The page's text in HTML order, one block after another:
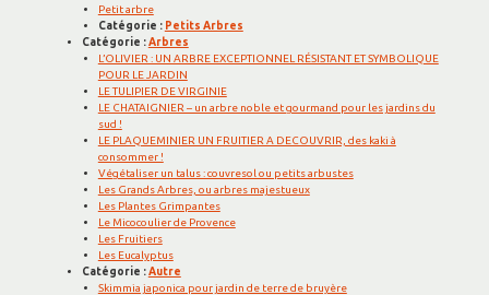
Petit arbre
Catégorie : Petits Arbres
Catégorie :Arbres
L’OLIVIER : UN ARBRE EXCEPTIONNEL RÉSISTANT ET SYMBOLIQUE
POUR LE JARDIN
LE TULIPIER DE VIRGINIE
LE CHATAIGNIER – un arbre noble et gourmand pour les jardins du
sud !
LE PLAQUEMINIER UN FRUITIER A DECOUVRIR, des kaki à
consommer !
Végétaliser un talus : couvresol ou petits arbustes
Les Grands Arbres, ou arbres majestueux
Les Plantes Grimpantes
Le Micocoulier de Provence
Les Fruitiers
Les Eucalyptus
Catégorie :Autre
Skimmia japonica pour jardin de terre de bruyère